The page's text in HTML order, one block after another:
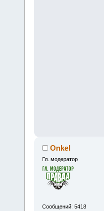
Onkel
Гл. модератор
Сообщений: 5418